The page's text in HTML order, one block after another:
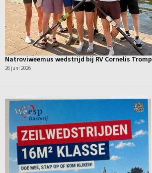
Natroviweemus wedstrijd bij RV Cornelis Tromp
26 juni 2026